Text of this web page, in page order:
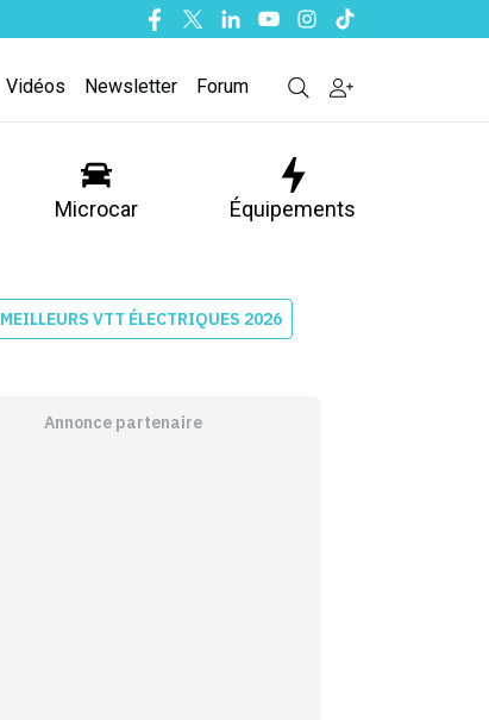
Facebook
TwitterLinkedinYoutubeInstagram
Tiktok
Vidéos Newsletter Forum
Microcar Équipements
MEILLEURS VTT ÉLECTRIQUES 2026
Annonce partenaire